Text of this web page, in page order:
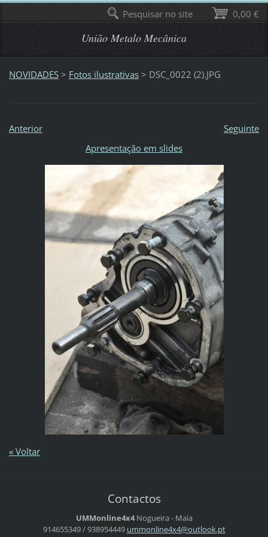
União Metalo Mecânica
NOVIDADES > Fotos ilustrativas > DSC_0022 (2).JPG
Anterior
Seguinte
Apresentação em slides
« Voltar
Contactos
UMMonline4x4 Nogueira - Maia
914655349 / 938954449 ummonline4x4@outlook.pt
0,00 €
Pesquisar no site